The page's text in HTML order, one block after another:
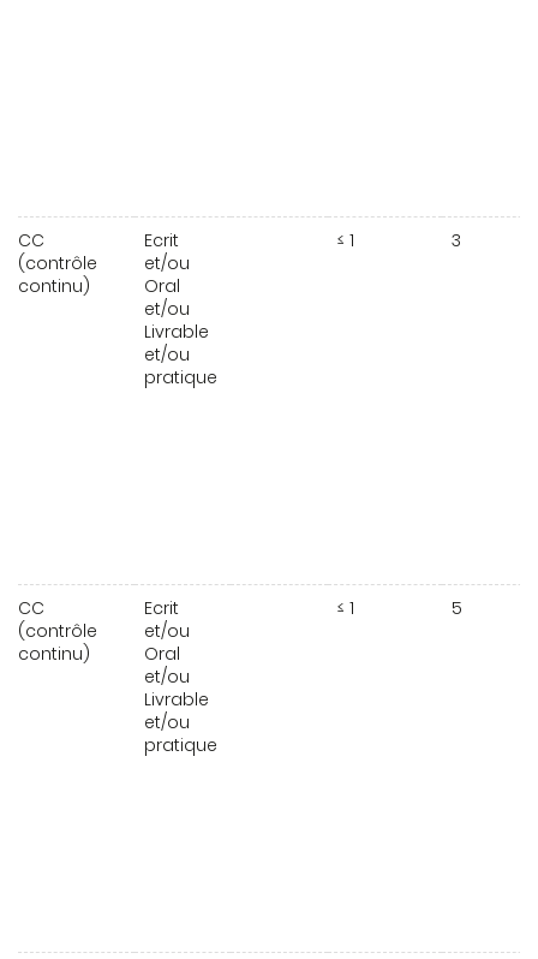
CC
(contrôle
continu)
Ecrit
et/ou
Oral
et/ou
Livrable
et/ou
pratique
≤ 1 3
CC
(contrôle
continu)
Ecrit
et/ou
Oral
et/ou
Livrable
et/ou
pratique
≤ 1 5